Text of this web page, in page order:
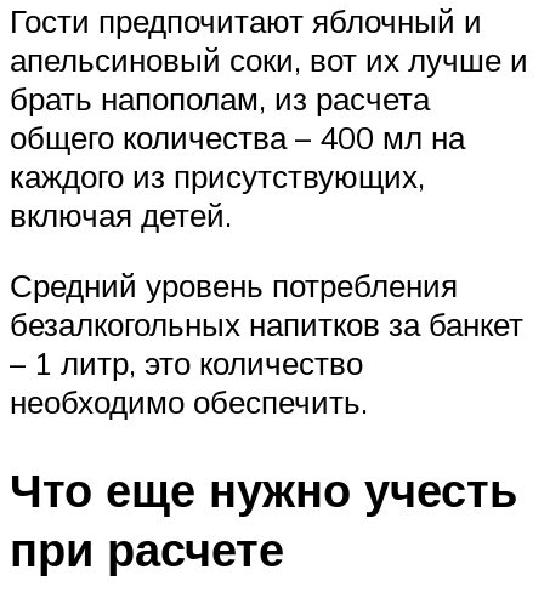
Гости предпочитают яблочный и
апельсиновый соки, вот их лучше и
брать напополам, из расчета
общего количества – 400 мл на
каждого из присутствующих,
включая детей.
Средний уровень потребления
безалкогольных напитков за банкет
– 1 литр, это количество
необходимо обеспечить.
Что еще нужно учесть
при расчете